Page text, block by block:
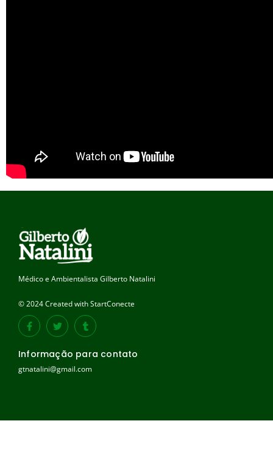
Médico e Ambientalista Gilberto Natalini
© 2024 Created with StartConecte
Informação para contato
gtnatalini@gmail.com